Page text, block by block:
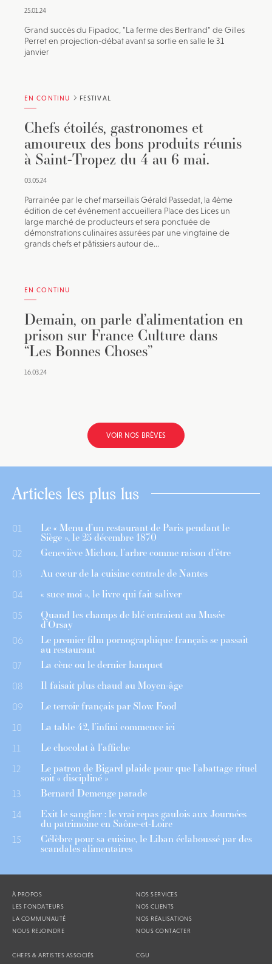
25.01.24
Grand succès du Fipadoc, "La ferme des Bertrand" de Gilles
Perret en projection-débat avant sa sortie en salle le 31
janvier
EN CONTINU FESTIVAL
Chefs étoilés, gastronomes et
amoureux des bons produits réunis
à Saint-Tropez du 4 au 6 mai.
03.05.24
Parrainée par le chef marseillais Gérald Passedat, la 4ème
édition de cet événement accueillera Place des Lices un
large marché de producteurs et sera ponctuée de
démonstrations culinaires assurées par une vingtaine de
grands chefs et pâtissiers autour de...
EN CONTINU
Demain, on parle d’alimentation en
prison sur France Culture dans
“Les Bonnes Choses”
16.03.24
VOIR NOS BRÈVES
Articles les plus lus
01 Le « Menu d’un restaurant de Paris pendant le
Siège », le 25 décembre 1870
02 Geneviève Michon, l’arbre comme raison d’être
03 Au cœur de la cuisine centrale de Nantes
04 « suce moi », le livre qui fait saliver
05 Quand les champs de blé entraient au Musée
d’Orsay
06 Le premier film pornographique français se passait
au restaurant
07 La cène ou le dernier banquet
08 Il faisait plus chaud au Moyen-âge
09 Le terroir français par Slow Food
10 La table 42, l’infini commence ici
11 Le chocolat à l’affiche
12 Le patron de Bigard plaide pour que l’abattage rituel
soit « discipliné »
13 Bernard Demenge parade
14 Exit le sanglier : le vrai repas gaulois aux Journées
du patrimoine en Saône-et-Loire
15 Célèbre pour sa cuisine, le Liban éclaboussé par des
scandales alimentaires
À PROPOS
LES FONDATEURS
LA COMMUNAUTÉ
NOUS REJOINDRE
NOS SERVICES
NOS CLIENTS
NOS RÉALISATIONS
NOUS CONTACTER
CHEFS & ARTISTES ASSOCIÉS CGU